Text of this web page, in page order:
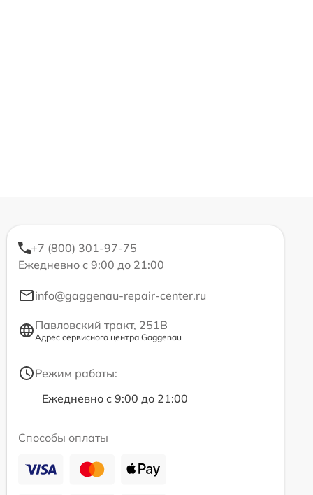
+7 (800) 301-97-75
Ежедневно с 9:00 до 21:00
info@gaggenau-repair-center.ru
Павловский тракт, 251В
Адрес сервисного центра Gaggenau
Режим работы:
Ежедневно с 9:00 до 21:00
Способы оплаты